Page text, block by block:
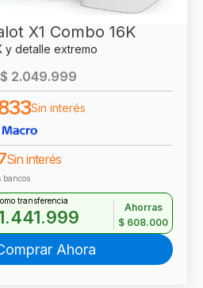
X1 Combo 16K
y detalle extremo
$ 2.049.999
Sin interés
Sin interés
bancos
transferencia
Ahorras
$ 608.000
Ahora